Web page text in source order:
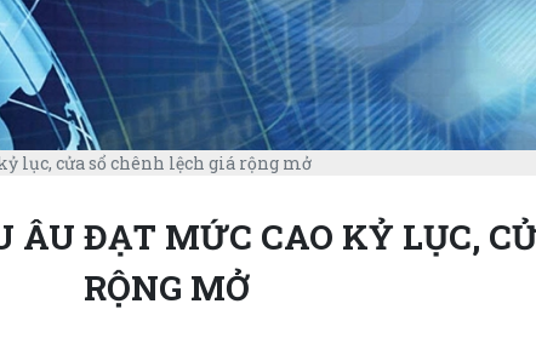
lục, cửa sổ chênh lệch giá rộng mở
ÂU ĐẠT MỨC CAO KỶ LỤC,
RỘNG MỞ